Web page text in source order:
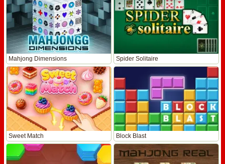
Mahjong Dimensions Spider Solitaire
Sweet Match Block Blast